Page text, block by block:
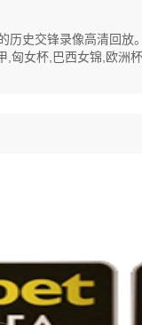
史交锋录像高清回放
匈女杯,巴西女锦,欧洲